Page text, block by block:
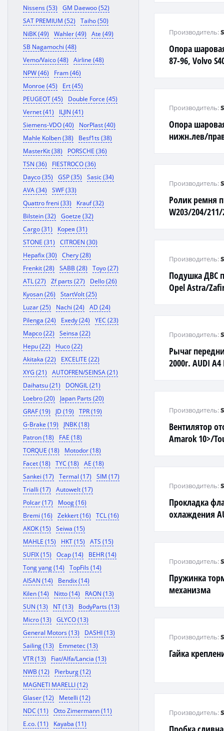
Nissens (53)
GM Daewoo (52)
SAT PREMIUM (52)
Taiho (50)
NiBK (49)
Wahler (49)
Ate (49)
SB Nagamochi (48)
Vemo/Vaico (48)
Airline (48)
NPW (46)
Fram (46)
Monroe (45)
Ert (45)
PEUGEOT (45)
Double Force (45)
Vernet (41)
ILJIN (41)
Siemens-VDO (40)
NorPlast (40)
Mahle Kolben (38)
Besf1ts (38)
MasterKit (38)
PORSCHE (36)
TSN (36)
FIESTROCO (36)
Dayco (35)
GSP (35)
Sasic (34)
AVA (34)
SWF (33)
Quattro freni (33)
Krauf (32)
Bilstein (32)
Goetze (32)
Cargo (31)
Корея (31)
STONE (31)
CITROEN (30)
Hepafix (30)
Chery (28)
Frenkit (28)
SABB (28)
Toyo (27)
ATL (27)
Zf parts (27)
Dello (26)
Kyosan (26)
StartVolt (25)
Luzar (25)
Nachi (24)
AD (24)
Pilenga (24)
Exedy (24)
YEC (23)
Mapco (22)
Seinsa (22)
Hepu (22)
Huco (22)
Akitaka (22)
EXCELITE (22)
XYG (21)
AUTOFREN/SEINSA (21)
Daihatsu (21)
DONGIL (21)
Loebro (20)
Japan Parts (20)
GRAF (19)
JD (19)
TPR (19)
G-Brake (19)
JNBK (18)
Patron (18)
FAE (18)
TORQUE (18)
Motodor (18)
Facet (18)
TYC (18)
AE (18)
Sankei (17)
Termal (17)
SIM (17)
Trialli (17)
Autowelt (17)
Polcar (17)
Moog (16)
Bremi (16)
Zekkert (16)
TCL (16)
AKOK (15)
Seiwa (15)
MAHLE (15)
HKT (15)
ATS (15)
SUFIX (15)
Ocap (14)
BEHR (14)
Tong yang (14)
TopFils (14)
AISAN (14)
Bendix (14)
Kilen (14)
Nitto (14)
RAON (13)
SUN (13)
NT (13)
BodyParts (13)
Micro (13)
GLYCO (13)
General Motors (13)
DASHI (13)
Sailing (13)
Emmetec (13)
VTR (13)
Fiat/Alfa/Lancia (13)
NWB (12)
Pierburg (12)
MAGNETI MARELLI (12)
Glaser (12)
Metelli (12)
NDC (11)
Otto Zimermann (11)
E.co. (11)
Kayaba (11)
Опора
87-96, Volvo
Производитель:
Опора
нижн.лев/
Производитель:
Ролик ремня
W203/204/211/
Производитель:
Подушка ДВС
Opel Astra/
Производитель:
Рычаг
2000г. AUDI
Производитель:
Вентилятор
Amarok 10>/
Производитель:
Прокладка
охлаждения
Производитель:
Пружинка
механизма
Производитель:
Гайка
Производитель:
Производитель: